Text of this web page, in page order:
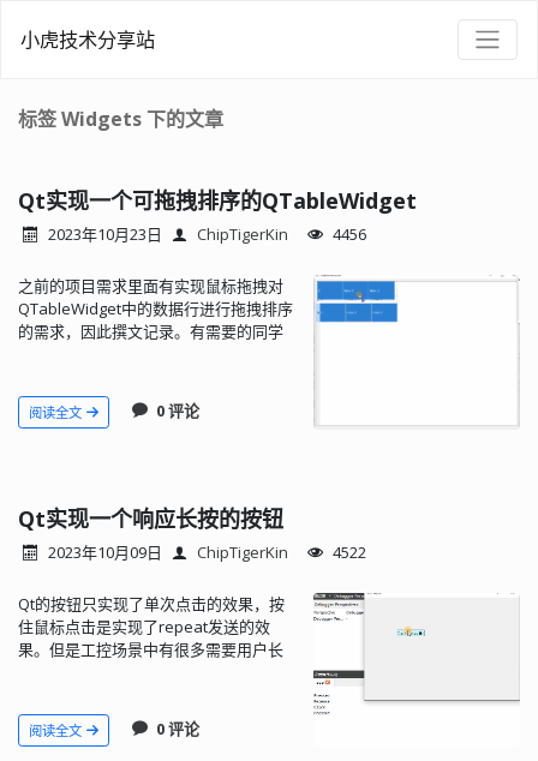
小虎技术分享站
标签 Widgets 下的文章
Qt实现一个可拖拽排序的QTableWidget
2023年10月23日 ChipTigerKin 4456
之前的项目需求里面有实现鼠标拖拽对
QTableWidget中的数据行进行拖拽排序
的需求，因此撰文记录。有需要的同学
阅读全文 0 评论
Qt实现一个响应长按的按钮
2023年10月09日 ChipTigerKin 4522
Qt的按钮只实现了单次点击的效果，按
住鼠标点击是实现了repeat发送的效
果。但是工控场景中有很多需要用户长
阅读全文 0 评论